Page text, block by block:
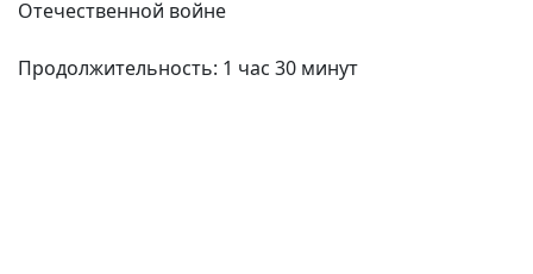
Отечественной войне
Продолжительность: 1 час 30 минут